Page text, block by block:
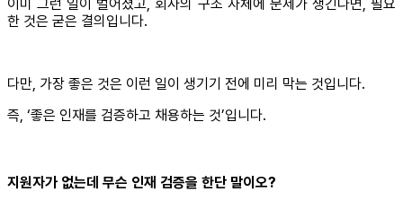
이미 그런 일이 벌어졌고, 회사의 구조 자체에 문제가 생긴다면, 필요
한 것은 굳은 결의입니다.
다만, 가장 좋은 것은 이런 일이 생기기 전에 미리 막는 것입니다.
즉, ‘좋은 인재를 검증하고 채용하는 것’입니다.
지원자가 없는데 무슨 인재 검증을 한단 말이오?